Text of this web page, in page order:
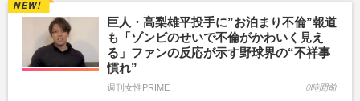
巨人・高梨雄平投手に”お泊まり不倫”報道
も「ゾンビのせいで不倫がかわいく見え
る」ファンの反応が示す野球界の“不祥事
慣れ”
週刊女性PRIME 0時間前